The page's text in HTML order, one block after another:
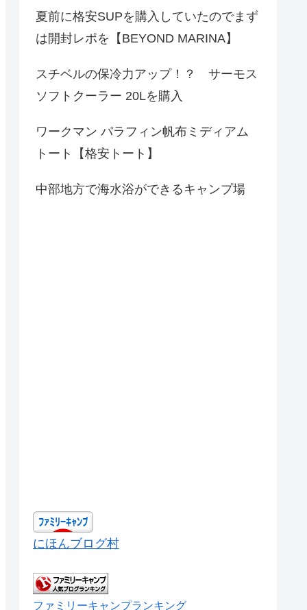
夏前に格安SUPを購入していたのでまず
は開封レポを【BEYOND MARINA】
スチベルの保冷力アップ！？ サーモス
ソフトクーラー 20Lを購入
ワークマン パラフィン帆布ミディアム
トート【格安トート】
中部地方で海水浴ができるキャンプ場
にほんブログ村
ファミリーキャンプランキング